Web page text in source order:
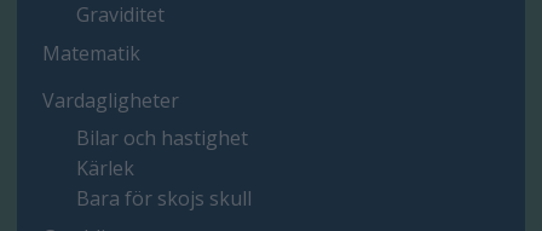
Graviditet
Matematik
Vardagligheter
Bilar och hastighet
Kärlek
Bara för skojs skull